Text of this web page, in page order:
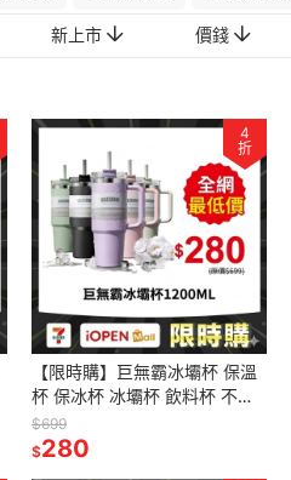
新上市 價錢
4
折
【限時購】巨無霸冰壩杯 保溫
杯 保冰杯 冰壩杯 飲料杯 不鏽
鋼保溫杯 吸管杯 大容量保溫杯
環保杯
$699
$280